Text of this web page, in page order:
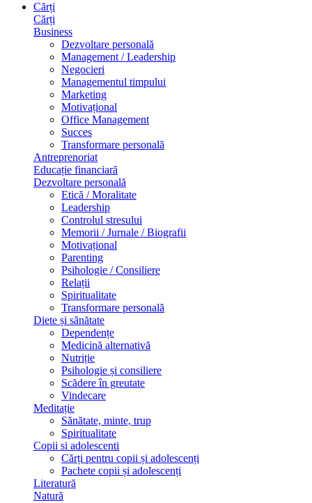
Cărți
Cărți
Business
Dezvoltare personală
Management / Leadership
Negocieri
Managementul timpului
Marketing
Motivațional
Office Management
Succes
Transformare personală
Antreprenoriat
Educație financiară
Dezvoltare personală
Etică / Moralitate
Leadership
Controlul stresului
Memorii / Jurnale / Biografii
Motivațional
Parenting
Psihologie / Consiliere
Relații
Spiritualitate
Transformare personală
Diete și sănătate
Dependențe
Medicină alternativă
Nutriție
Psihologie și consiliere
Scădere în greutate
Vindecare
Meditație
Sănătate, minte, trup
Spiritualitate
Copii si adolescenti
Cărți pentru copii și adolescenți
Pachete copii și adolescenți
Literatură
Natură